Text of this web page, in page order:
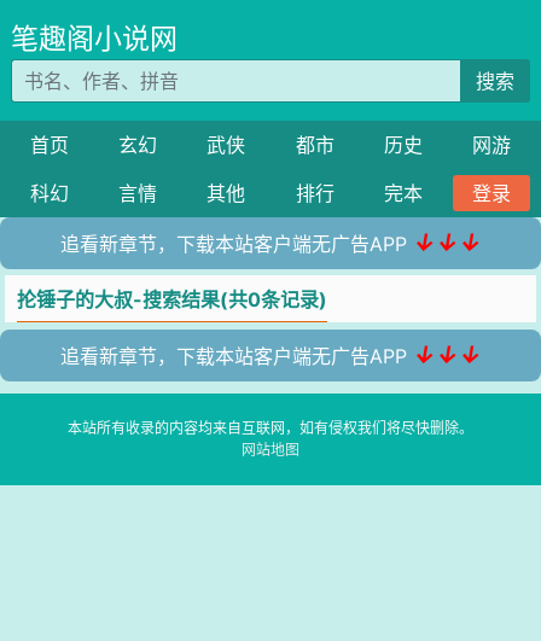
笔趣阁小说网
搜索
首页 玄幻 武侠 都市 历史
网游
科幻
言情 其他 排行 完本 登录
追看新章节，下载本站客户端无广告APP ↓↓↓
抡锤子的大叔-搜索结果(共0条记录)
追看新章节，下载本站客户端无广告APP ↓↓↓
本站所有收录的内容均来自互联网，如有侵权我们将尽快删除。
网站地图